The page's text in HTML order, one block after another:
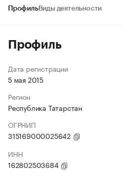
ПрофильВиды деятельности
Профиль
Дата регистрации
5 мая 2015
Регион
Республика Татарстан
ОГРНИП
315169000025642
ИНН
162802503684